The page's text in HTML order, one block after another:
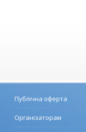
Публічна оферта
Організаторам